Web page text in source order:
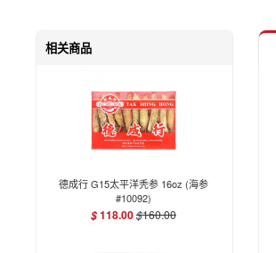
相关商品
德成行 G15太平洋秃参 16oz (海参
#10092)
$118.00$160.00